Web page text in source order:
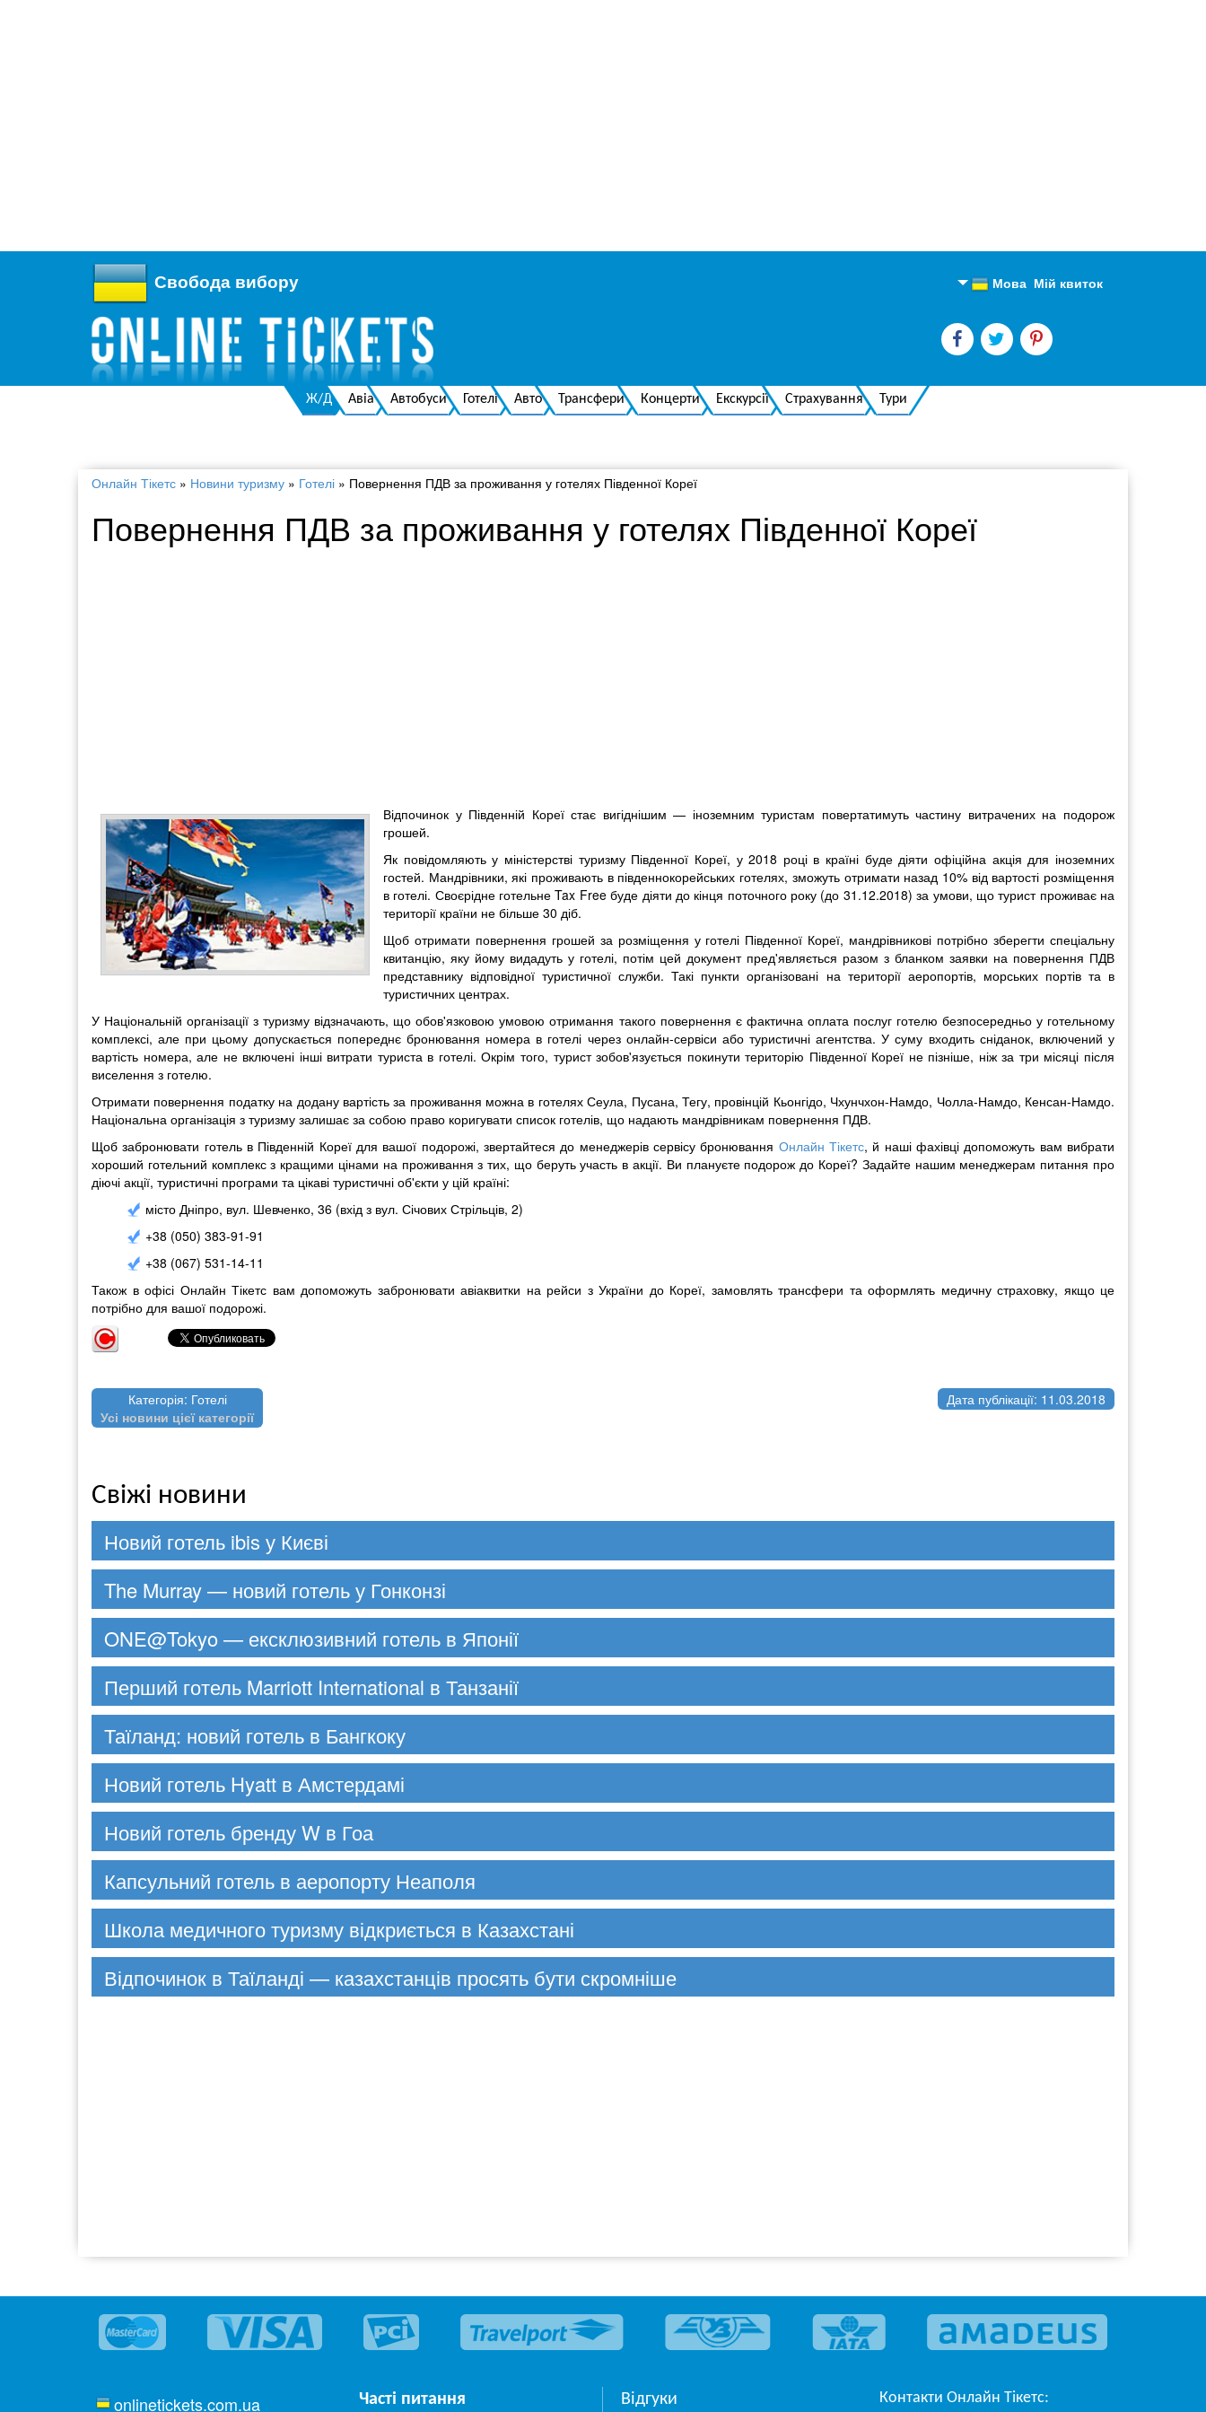
Мій квиток
Мова
Англійська
Свобода вибору
Ж/Д Авіа Автобуси Готелі Авто Трансфери Концерти Екскурсії Страхування Тури
Онлайн Тікетс » Новини туризму » Готелі » Повернення ПДВ за проживання у готелях Південної Кореї
Повернення ПДВ за проживання у готелях Південної Кореї
Відпочинок у Південній Кореї стає вигіднішим — іноземним туристам повертатимуть частину витрачених на подорож
грошей.
Як повідомляють у міністерстві туризму Південної Кореї, у 2018 році в країні буде діяти офіційна акція для іноземних
гостей. Мандрівники, які проживають в південнокорейських готелях, зможуть отримати назад 10% від вартості розміщення
в готелі. Своєрідне готельне Tax Free буде діяти до кінця поточного року (до 31.12.2018) за умови, що турист проживає на
території країни не більше 30 діб.
Щоб отримати повернення грошей за розміщення у готелі Південної Кореї, мандрівникові потрібно зберегти спеціальну
квитанцію, яку йому видадуть у готелі, потім цей документ пред'являється разом з бланком заявки на повернення ПДВ
представнику відповідної туристичної служби. Такі пункти організовані на території аеропортів, морських портів та в
туристичних центрах.
У Національній організації з туризму відзначають, що обов'язковою умовою отримання такого повернення є фактична оплата послуг готелю безпосередньо у готельному
комплексі, але при цьому допускається попереднє бронювання номера в готелі через онлайн-сервіси або туристичні агентства. У суму входить сніданок, включений у
вартість номера, але не включені інші витрати туриста в готелі. Окрім того, турист зобов'язується покинути територію Південної Кореї не пізніше, ніж за три місяці після
виселення з готелю.
Отримати повернення податку на додану вартість за проживання можна в готелях Сеула, Пусана, Тегу, провінцій Кьонгідо, Чхунчхон-Намдо, Чолла-Намдо, Кенсан-Намдо.
Національна організація з туризму залишає за собою право коригувати список готелів, що надають мандрівникам повернення ПДВ.
Щоб забронювати готель в Південній Кореї для вашої подорожі, звертайтеся до менеджерів сервісу бронювання Онлайн Тікетс, й наші фахівці допоможуть вам вибрати
хороший готельний комплекс з кращими цінами на проживання з тих, що беруть участь в акції. Ви плануєте подорож до Кореї? Задайте нашим менеджерам питання про
діючі акції, туристичні програми та цікаві туристичні об'єкти у цій країні:
місто Дніпро, вул. Шевченко, 36 (вхід з вул. Січових Стрільців, 2)
+38 (050) 383-91-91
+38 (067) 531-14-11
Також в офісі Онлайн Тікетс вам допоможуть забронювати авіаквитки на рейси з України до Кореї, замовлять трансфери та оформлять медичну страховку, якщо це
потрібно для вашої подорожі.
Категорія: Готелі
Усі новини цієї категорії
Дата публікації: 11.03.2018
Свіжі новини
Новий готель ibis у Києві
The Murray — новий готель у Гонконзі
ONE@Tokyo — ексклюзивний готель в Японії
Перший готель Marriott International в Танзанії
Таїланд: новий готель в Бангкоку
Новий готель Hyatt в Амстердамі
Новий готель бренду W в Гоа
Капсульний готель в аеропорту Неаполя
Школа медичного туризму відкриється в Казахстані
Відпочинок в Таїланді — казахстанців просять бути скромніше
onlinetickets.com.ua Часті питання Відгуки Контакти Онлайн Тікетс: